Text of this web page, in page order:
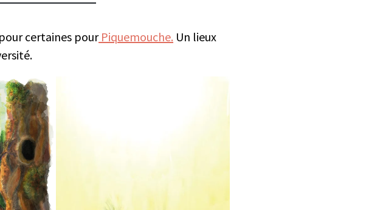
certaines pourPiquemouche. Un lieux